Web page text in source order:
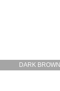
DARK BROWN